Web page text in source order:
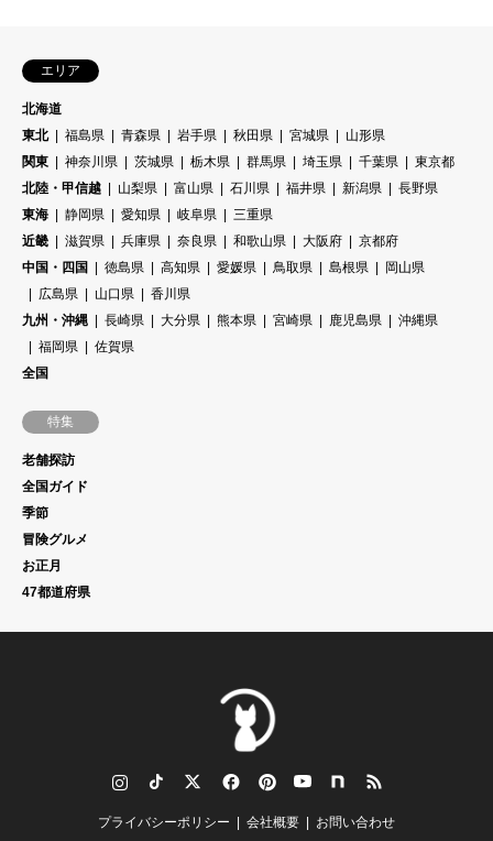
エリア
北海道
東北
福島県 青森県 岩手県 秋田県 宮城県
山形県
関東
神奈川県 茨城県 栃木県 群馬県 埼玉県 千葉県
東京都
北陸・甲信越
山梨県 富山県 石川県 福井県 新潟県
長野県
東海
静岡県 愛知県 岐阜県
三重県
近畿
滋賀県 兵庫県 奈良県 和歌山県 大阪府
京都府
中国・四国
徳島県 高知県 愛媛県 鳥取県 島根県
岡山県
広島県
山口県
香川県
九州・沖縄
長崎県 大分県 熊本県 宮崎県 鹿児島県
沖縄県
福岡県
佐賀県
全国
特集
老舗探訪
全国ガイド
季節
冒険グルメ
お正月
47都道府県
FacebookPinterestYouTube note RSS
プライバシーポリシー 会社概要 お問い合わせ